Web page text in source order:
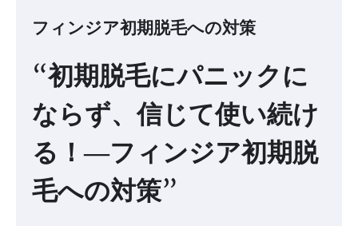
フィンジア初期脱毛への対策
“初期脱毛にパニックに
ならず、信じて使い続け
る！―フィンジア初期脱
毛への対策”